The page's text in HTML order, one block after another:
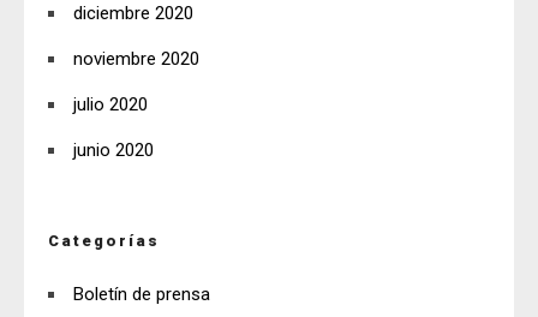
diciembre 2020
noviembre 2020
julio 2020
junio 2020
Categorías
Boletín de prensa